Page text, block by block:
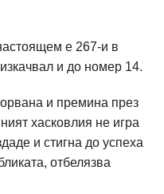
е 267-и в
и до номер 14.
и премина през
хасковлия не игра
и стигна до успеха
отбелязва